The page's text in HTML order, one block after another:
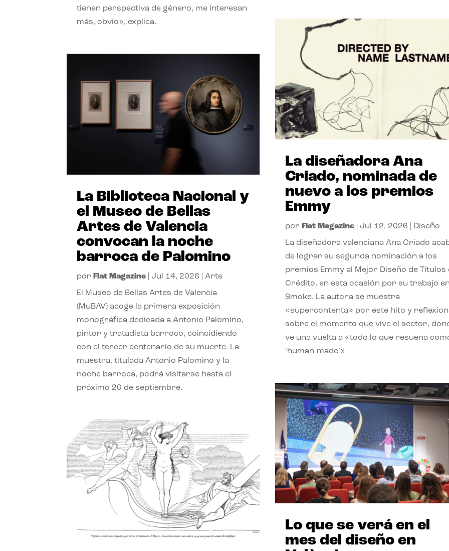
tienen perspectiva de género, me interesan
más, obvio», explica.
La Biblioteca Nacional y
el Museo de Bellas
Artes de Valencia
convocan la noche
barroca de Palomino
por Flat Magazine Jul 14, 2026 |Arte
El Museo de Bellas Artes de Valencia
(MuBAV) acoge la primera exposición
monográfica dedicada a Antonio Palomino,
pintor y tratadista barroco, coincidiendo
con el tercer centenario de su muerte. La
muestra, titulada Antonio Palomino y la
noche barroca, podrá visitarse hasta el
próximo 20 de septiembre.
La diseñadora Ana
Criado, nominada de
nuevo a los premios
Emmy
por Flat Magazine| Jul 12, 2026 Diseño
La diseñadora valenciana Ana Criado
de lograr su segunda nominación a los
premios Emmy al Mejor Diseño de Títulos
Crédito, en esta ocasión por su trabajo
Smoke. La autora se muestra
«supercontenta» por este hito y
sobre el momento que vive el sector,
ve una vuelta a «todo lo que resuena
‘human-made’»
Lo que se verá en el
mes del diseño en